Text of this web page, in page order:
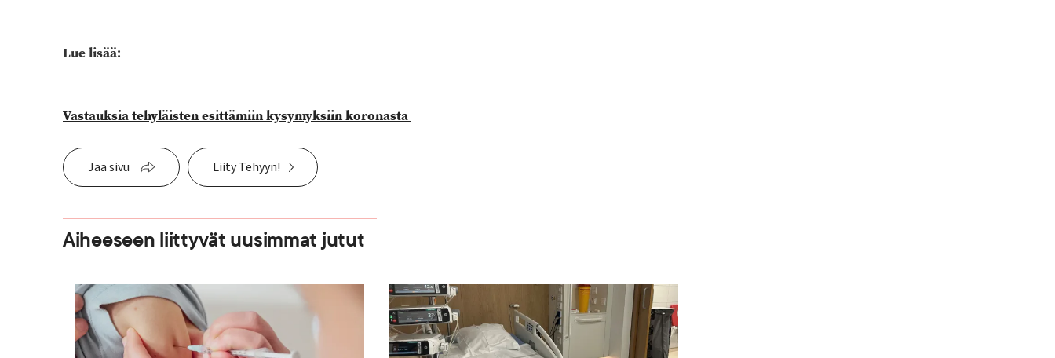
Lue lisää:
Vastauksia tehyläisten esittämiin kysymyksiin koronasta
Jaa sivu Liity Tehyyn!
Aiheeseen liittyvät uusimmat jutut